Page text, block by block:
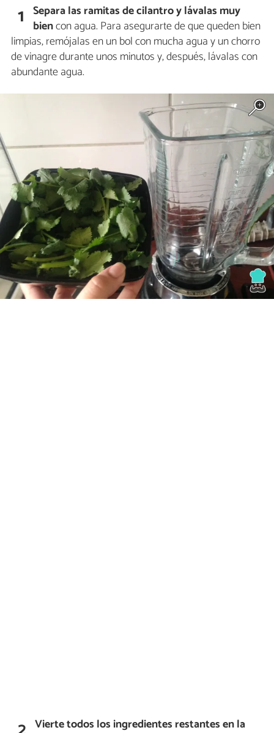
1 Separa las ramitas de cilantro y lávalas muy
biencon agua. Para asegurarte de que queden bien
limpias, remójalas en un bol con mucha agua y un chorro
de vinagre durante unos minutos y, después, lávalas con
abundante agua.
Vierte todos los ingredientes restantes en la